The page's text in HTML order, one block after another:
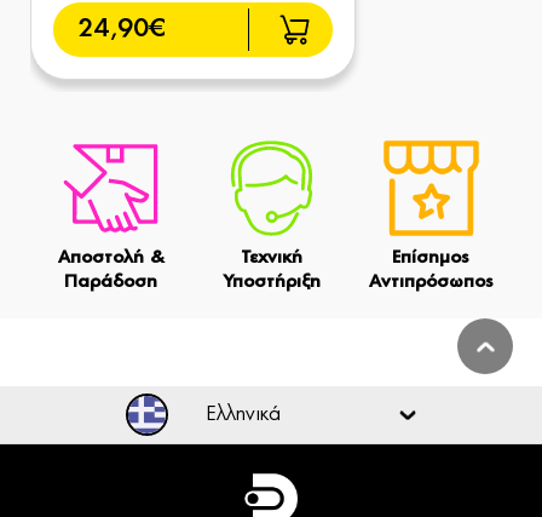
24,90€
Αποστολή &
Παράδοση
Τεχνική
Υποστήριξη
Επίσημος
Αντιπρόσωπος
Ελληνικά
Ελληνικά